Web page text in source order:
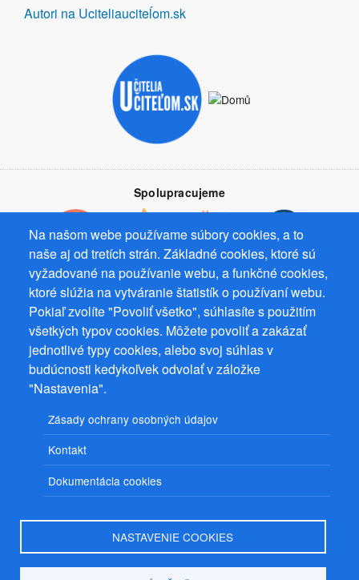
Na našom webe používame súbory cookies, a to
naše aj od tretích strán. Základné cookies, ktoré sú
vyžadované na používanie webu, a funkčné cookies,
ktoré slúžia na vytváranie štatistík o používaní webu.
Pokiaľ zvolíte "Povoliť všetko", súhlasíte s použitím
všetkých typov cookies. Môžete povoliť a zakázať
jednotlivé typy cookies, alebo svoj súhlas v
budúcnosti kedykoľvek odvolať v záložke
"Nastavenia".
Zásady ochrany osobných údajov
Kontakt
Dokumentácia cookies
NASTAVENIE COOKIES
Autori na Uciteliauciteĺom.sk
Spolupracujeme
Prevádzkovateľ: Mgr. Bc. Žaneta Radimecká, MBA, Ostrov 256, 561
22 Ostrov, IČ 08993033, DIČ CZ9161263958
© 2026PuzzleWebss.r.o.